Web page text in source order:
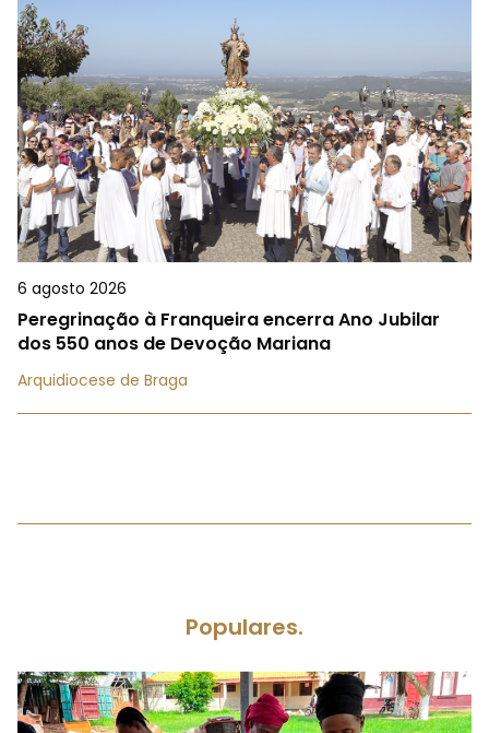
6 agosto 2026
Peregrinação à Franqueira encerra Ano Jubilar
dos 550 anos de Devoção Mariana
Arquidiocese de Braga
Populares.